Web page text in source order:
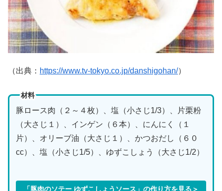
（出典： https://www.tv-tokyo.co.jp/danshigohan/）
材料
豚ロース肉（２～４枚）、塩（小さじ1/3）、片栗粉
（大さじ１）、インゲン（６本）、にんにく（１
片）、オリーブ油（大さじ１）、かつおだし（６０
cc）、塩（小さじ1/5）、ゆずこしょう（大さじ1/2）
「豚肉のソテー ゆずこしょうソース」の作り方を見る＞